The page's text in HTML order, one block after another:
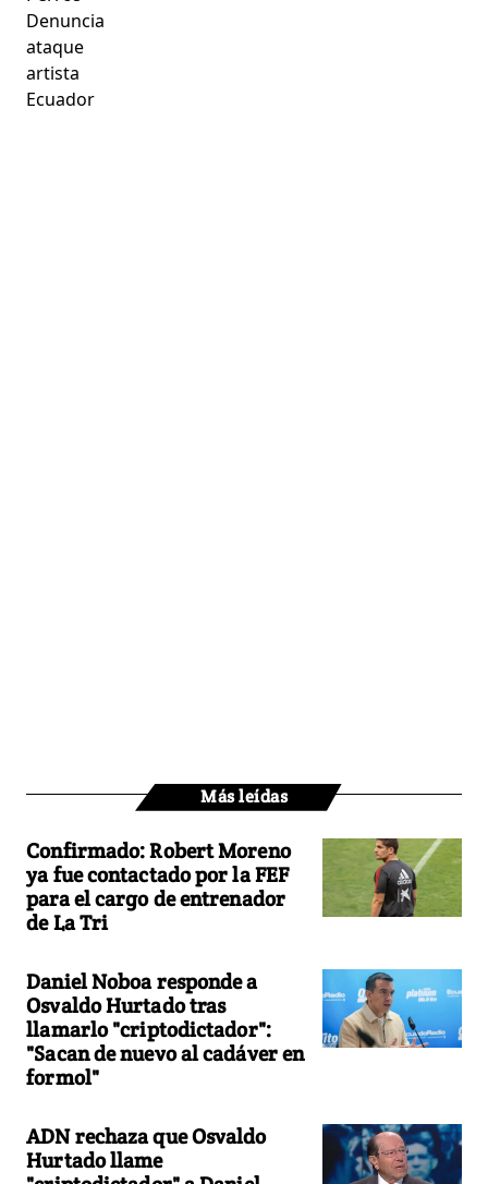
Denuncia
ataque
artista
Ecuador
Más leídas
Confirmado: Robert Moreno
ya fue contactado por la FEF
para el cargo de entrenador
de La Tri
Daniel Noboa responde a
Osvaldo Hurtado tras
llamarlo "criptodictador":
"Sacan de nuevo al cadáver en
formol"
ADN rechaza que Osvaldo
Hurtado llame